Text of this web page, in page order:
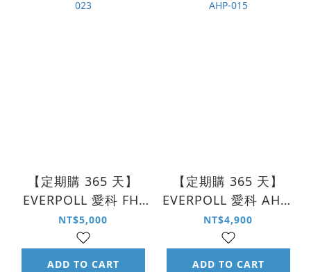
【定期購 365 天】
EVERPOLL 愛科 FH-
230 全戶式雙效濾芯
FH-023
NT$5,000
ADD TO CART
【定期購 365 天】
EVERPOLL 愛科 AHP-
150 全戶式雙效濾芯
AHP-015
NT$4,900
ADD TO CART